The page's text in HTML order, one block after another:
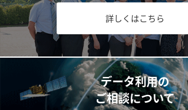
詳しくはこちら
データ利用の
ご相談について